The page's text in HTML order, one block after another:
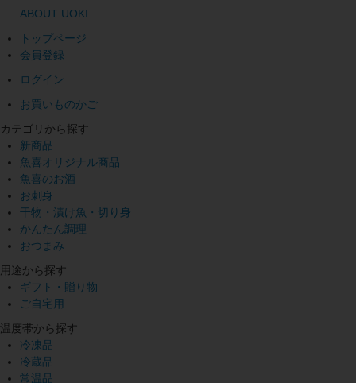
ABOUT UOKI
トップページ
会員登録
ログイン
お買いものかご
カテゴリから探す
新商品
魚喜オリジナル商品
魚喜のお酒
お刺身
干物・漬け魚・切り身
かんたん調理
おつまみ
用途から探す
ギフト・贈り物
ご自宅用
温度帯から探す
冷凍品
冷蔵品
常温品